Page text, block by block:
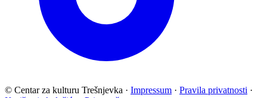
© Centar za kulturu Trešnjevka · Impressum · Pravila privatnosti ·